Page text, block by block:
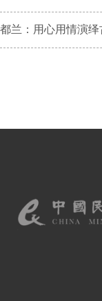
都兰：用心用情演